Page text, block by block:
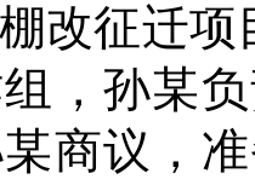
改征迁
，孙某
商议，